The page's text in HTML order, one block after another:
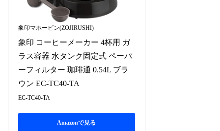
象印マホービン(ZOJIRUSHI)
象印 コーヒーメーカー 4杯用 ガ
ラス容器 水タンク固定式 ペーパ
ーフィルター 珈琲通 0.54L ブラ
ウン EC-TC40-TA
EC-TC40-TA
Amazonで見る